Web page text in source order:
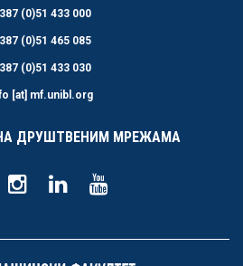
(0)51 433 000
(0)51 465 085
(0)51 433 030
[at] mf.unibl.org
ДРУШТВЕНИМ МРЕЖАМА